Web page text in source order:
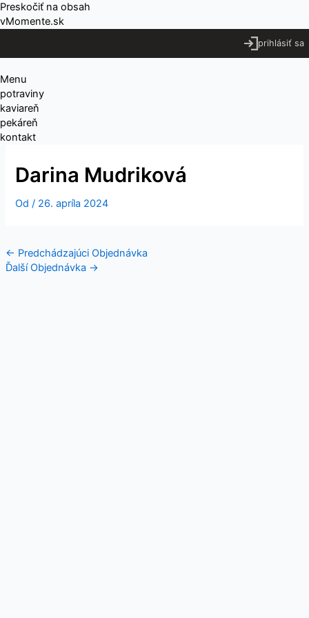
Preskočiť na obsah
vMomente.sk
prihlásiť sa
Menu
potraviny
kaviareň
pekáreň
kontakt
Darina Mudriková
Od / 26. apríla 2024
← Predchádzajúci Objednávka
Ďalší Objednávka →